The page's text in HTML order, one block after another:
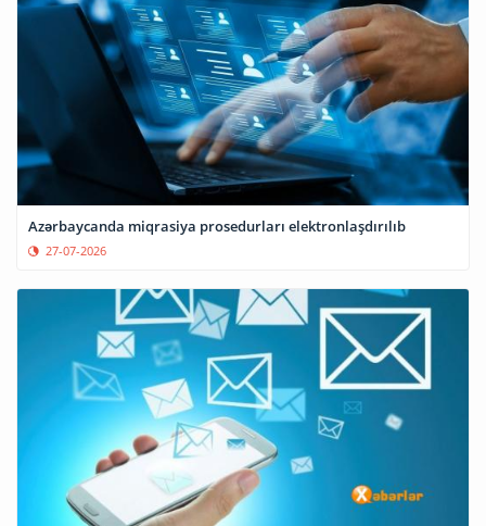
Azərbaycanda miqrasiya prosedurları elektronlaşdırılıb
27-07-2026